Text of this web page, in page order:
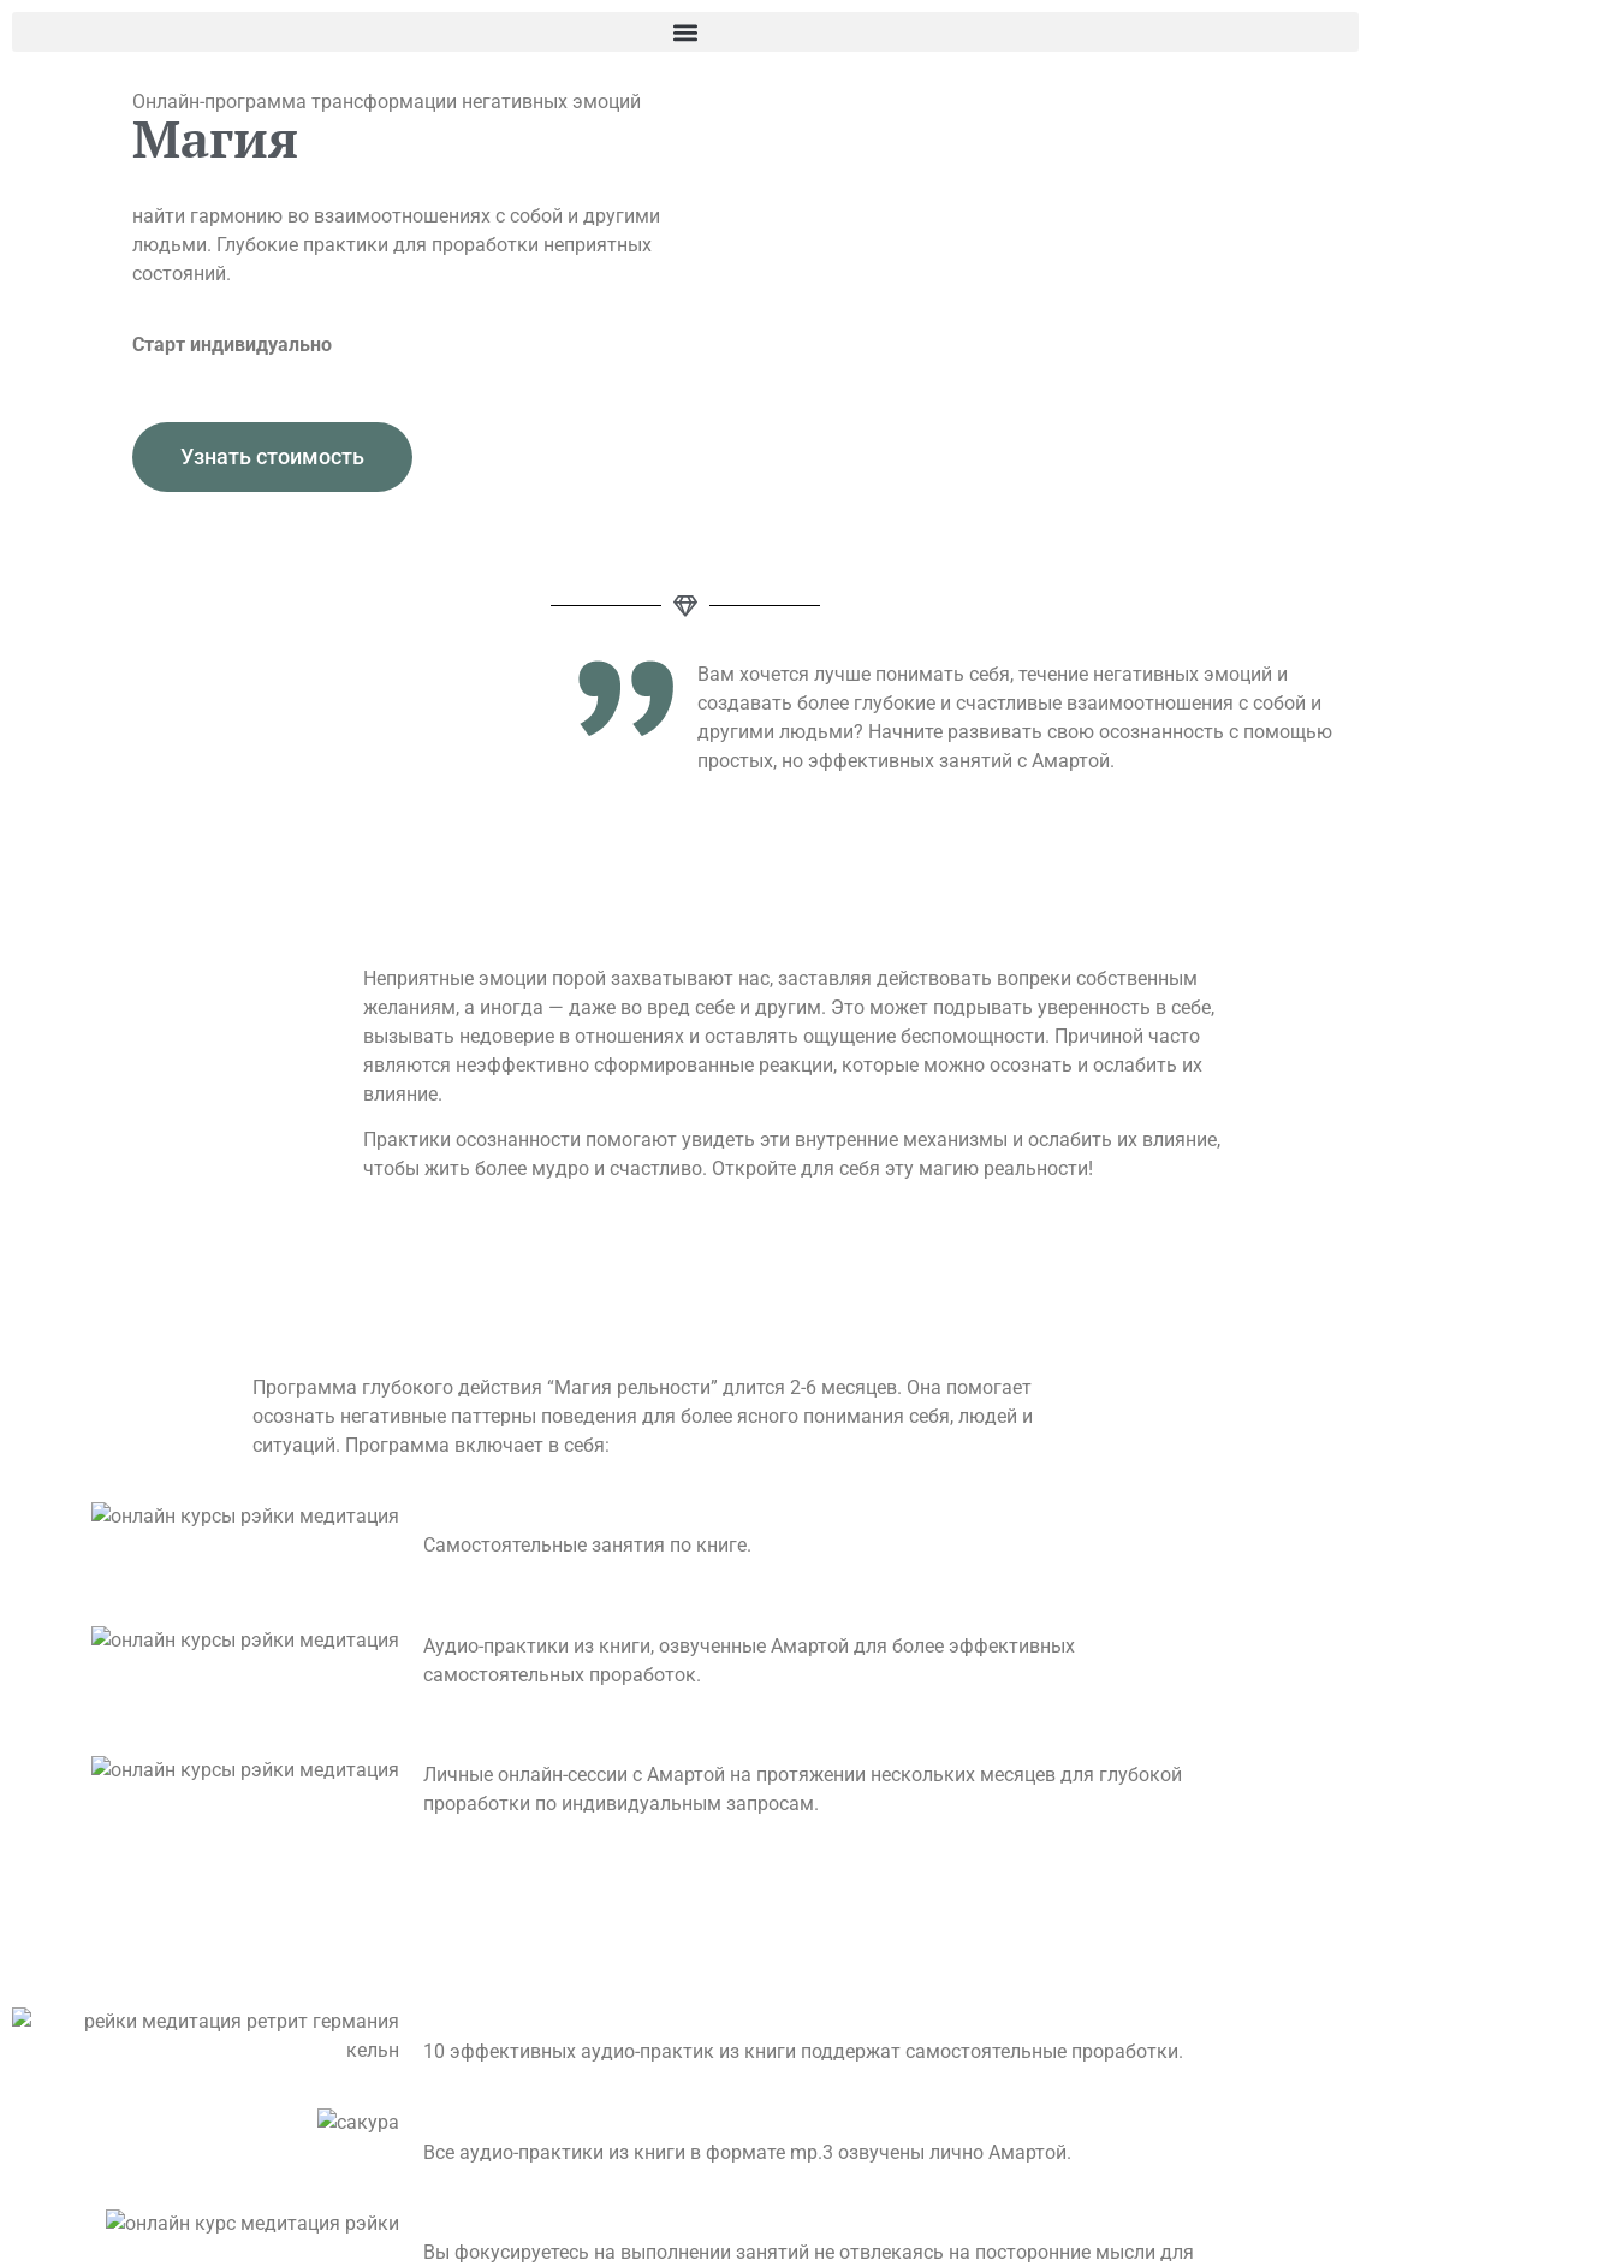
Онлайн-программа трансформации негативных эмоций
Магия
найти гармонию во взаимоотношениях с собой и другими
людьми. Глубокие практики для проработки неприятных
состояний.
Старт индивидуально
Узнать стоимость
Вам хочется лучше понимать себя, течение негативных эмоций и
создавать более глубокие и счастливые взаимоотношения с собой и
другими людьми? Начните развивать свою осознанность с помощью
простых, но эффективных занятий с Амартой.
Неприятные эмоции порой захватывают нас, заставляя действовать вопреки собственным
желаниям, а иногда — даже во вред себе и другим. Это может подрывать уверенность в себе,
вызывать недоверие в отношениях и оставлять ощущение беспомощности. Причиной часто
являются неэффективно сформированные реакции, которые можно осознать и ослабить их
влияние.
Практики осознанности помогают увидеть эти внутренние механизмы и ослабить их влияние,
чтобы жить более мудро и счастливо. Откройте для себя эту магию реальности!
Программа глубокого действия “Магия рельности” длится 2-6 месяцев. Она помогает
осознать негативные паттерны поведения для более ясного понимания себя, людей и
ситуаций. Программа включает в себя:
Самостоятельные занятия по книге.
Аудио-практики из книги, озвученные Амартой для более эффективных
самостоятельных проработок.
Личные онлайн-сессии с Амартой на протяжении нескольких месяцев для глубокой
проработки по индивидуальным запросам.
10 эффективных аудио-практик из книги поддержат самостоятельные проработки.
Все аудио-практики из книги в формате mp.3 озвучены лично Амартой.
Вы фокусируетесь на выполнении занятий не отвлекаясь на посторонние мысли для